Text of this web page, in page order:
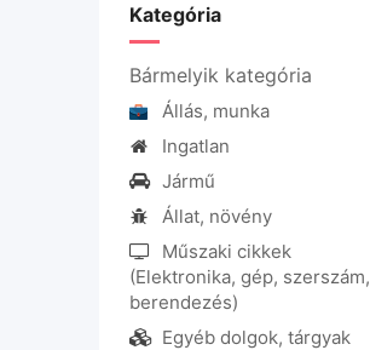
Kategória
Bármelyik kategória
Állás, munka
Ingatlan
Jármű
Állat, növény
Műszaki cikkek
(Elektronika, gép, szerszám,
berendezés)
Egyéb dolgok, tárgyak